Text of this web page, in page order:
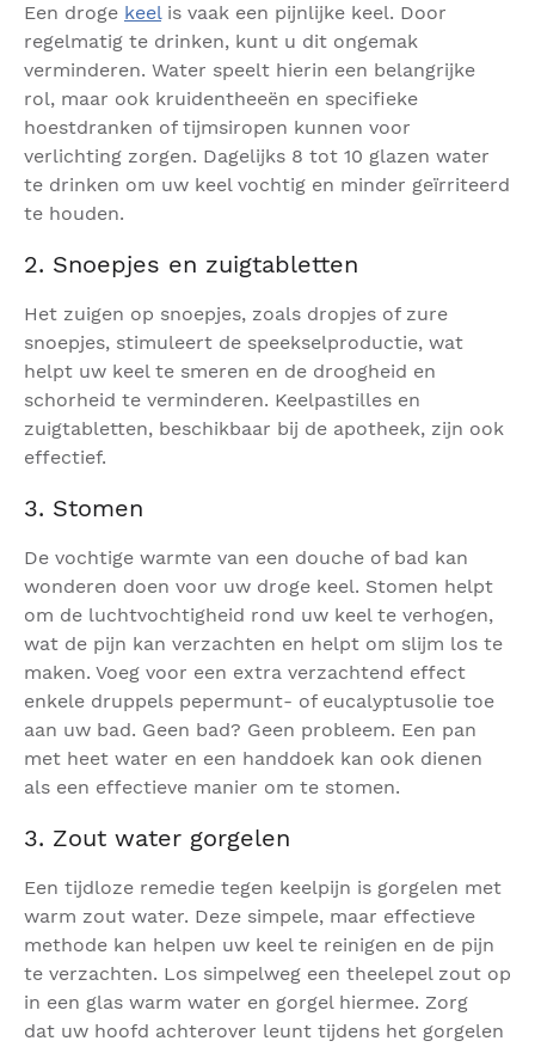
Een droge keelis vaak een pijnlijke keel. Door
regelmatig te drinken, kunt u dit ongemak
verminderen. Water speelt hierin een belangrijke
rol, maar ook kruidentheeën en specifieke
hoestdranken of tijmsiropen kunnen voor
verlichting zorgen. Dagelijks 8 tot 10 glazen water
te drinken om uw keel vochtig en minder geïrriteerd
te houden.
2. Snoepjes en zuigtabletten
Het zuigen op snoepjes, zoals dropjes of zure
snoepjes, stimuleert de speekselproductie, wat
helpt uw keel te smeren en de droogheid en
schorheid te verminderen. Keelpastilles en
zuigtabletten, beschikbaar bij de apotheek, zijn ook
effectief.
3. Stomen
De vochtige warmte van een douche of bad kan
wonderen doen voor uw droge keel. Stomen helpt
om de luchtvochtigheid rond uw keel te verhogen,
wat de pijn kan verzachten en helpt om slijm los te
maken. Voeg voor een extra verzachtend effect
enkele druppels pepermunt- of eucalyptusolie toe
aan uw bad. Geen bad? Geen probleem. Een pan
met heet water en een handdoek kan ook dienen
als een effectieve manier om te stomen.
3. Zout water gorgelen
Een tijdloze remedie tegen keelpijn is gorgelen met
warm zout water. Deze simpele, maar effectieve
methode kan helpen uw keel te reinigen en de pijn
te verzachten. Los simpelweg een theelepel zout op
in een glas warm water en gorgel hiermee. Zorg
dat uw hoofd achterover leunt tijdens het gorgelen